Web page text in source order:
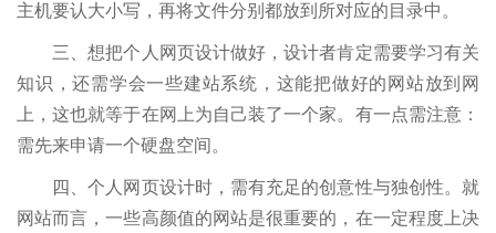
主机要认大小写，再将文件分别都放到所对应的目录中。
三、想把个人网页设计做好，设计者肯定需要学习有关
知识，还需学会一些建站系统，这能把做好的网站放到网
上，这也就等于在网上为自己装了一个家。有一点需注意：
需先来申请一个硬盘空间。
四、个人网页设计时，需有充足的创意性与独创性。就
网站而言，一些高颜值的网站是很重要的，在一定程度上决